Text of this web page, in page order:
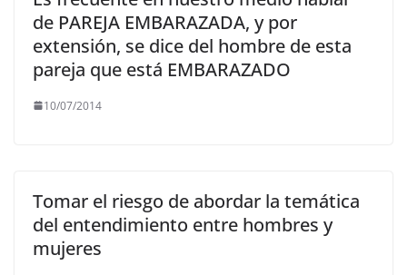
de PAREJA EMBARAZADA, y por
extensión, se dice del hombre de esta
pareja que está EMBARAZADO
10/07/2014
Tomar el riesgo de abordar la temática
del entendimiento entre hombres y
mujeres